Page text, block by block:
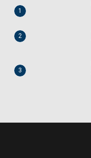
1
2
3